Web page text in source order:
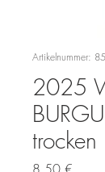
Artikelnummer:
2025
trocken